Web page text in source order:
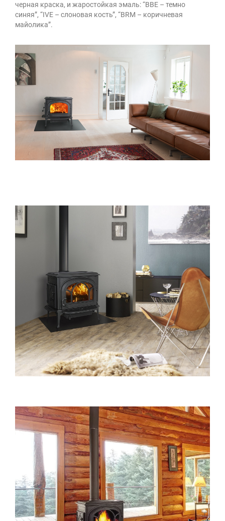
черная краска, и жаростойкая эмаль: “BBE – темно
синяя”, “IVE – слоновая кость”, “BRM – коричневая
майолика”.